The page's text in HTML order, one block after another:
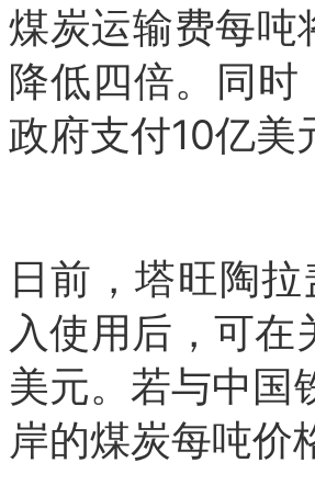
煤炭运输费每吨
降低四倍。
同
政府支付10亿美
日前，塔旺陶
入使用后，可
美元。若与中国
岸的煤炭每吨